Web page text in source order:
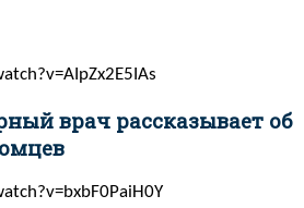
врач рассказывает об